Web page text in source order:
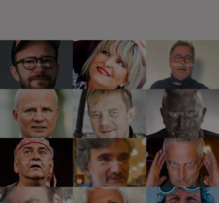
Lukáš Hanulák Chantal Poullain Václav Kopta
Michal Horáček Petr Čtvrtníček Vladimír Franz
Miroslav Donutil Martin Myšička Tomáš Hanák